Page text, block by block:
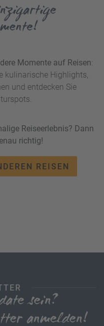
Momente auf Reisen:
kulinarische Highlights,
und entdecken Sie
Reiseerlebnis? Dann
richtig!
REISEN
sein?
anmelden!